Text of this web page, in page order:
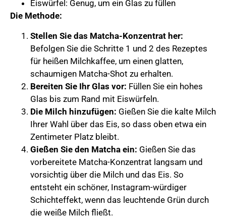
Eiswürfel: Genug, um ein Glas zu füllen
Die Methode:
Stellen Sie das Matcha-Konzentrat her:
Befolgen Sie die Schritte 1 und 2 des Rezeptes
für heißen Milchkaffee, um einen glatten,
schaumigen Matcha-Shot zu erhalten.
Bereiten Sie Ihr Glas vor: Füllen Sie ein hohes
Glas bis zum Rand mit Eiswürfeln.
Die Milch hinzufügen: Gießen Sie die kalte Milch
Ihrer Wahl über das Eis, so dass oben etwa ein
Zentimeter Platz bleibt.
Gießen Sie den Matcha ein: Gießen Sie das
vorbereitete Matcha-Konzentrat langsam und
vorsichtig über die Milch und das Eis. So
entsteht ein schöner, Instagram-würdiger
Schichteffekt, wenn das leuchtende Grün durch
die weiße Milch fließt.